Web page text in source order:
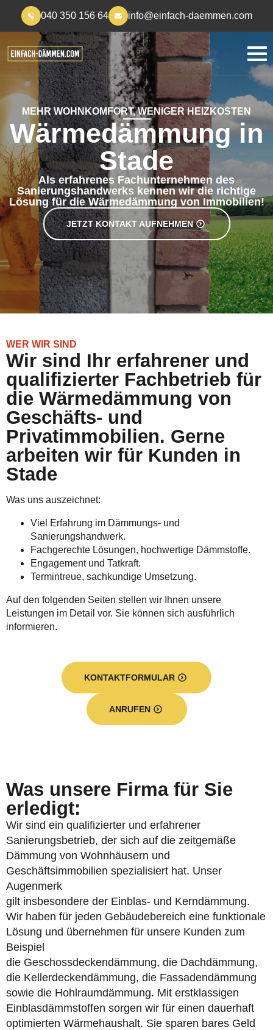
040 350 156 64 info@einfach-daemmen.com
MEHR WOHNKOMFORT, WENIGER HEIZKOSTEN
Wärmedämmung in
Stade
Als erfahrenes Fachunternehmen des
Sanierungshandwerks kennen wir die richtige
Lösung für die Wärmedämmung von Immobilien!
JETZT KONTAKT AUFNEHMEN
WER WIR SIND
Wir sind Ihr erfahrener und
qualifizierter Fachbetrieb für
die Wärmedämmung von
Geschäfts- und
Privatimmobilien. Gerne
arbeiten wir für Kunden in
Stade
Was uns auszeichnet:
Viel Erfahrung im Dämmungs- und
Sanierungshandwerk.
Fachgerechte Lösungen, hochwertige Dämmstoffe.
Engagement und Tatkraft.
Termintreue, sachkundige Umsetzung.
Auf den folgenden Seiten stellen wir Ihnen unsere
Leistungen im Detail vor. Sie können sich ausführlich
informieren.
KONTAKTFORMULAR
ANRUFEN
Was unsere Firma für Sie
erledigt:
Wir sind ein qualifizierter und erfahrener
Sanierungsbetrieb, der sich auf die zeitgemäße
Dämmung von Wohnhäusern und
Geschäftsimmobilien spezialisiert hat. Unser
Augenmerk
gilt insbesondere der Einblas- und Kerndämmung.
Wir haben für jeden Gebäudebereich eine funktionale
Lösung und übernehmen für unsere Kunden zum
Beispiel
die Geschossdeckendämmung, die Dachdämmung,
die Kellerdeckendämmung, die Fassadendämmung
sowie die Hohlraumdämmung. Mit erstklassigen
Einblasdämmstoffen sorgen wir für einen dauerhaft
optimierten Wärmehaushalt. Sie sparen bares Geld